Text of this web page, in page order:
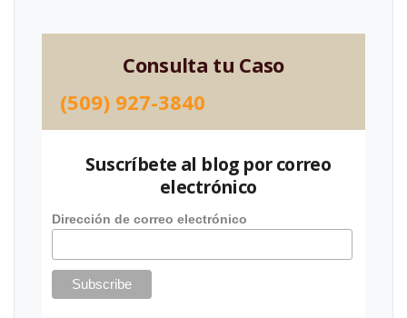
Consulta tu Caso
(509) 927-3840
Suscríbete al blog por correo
electrónico
Dirección de correo electrónico